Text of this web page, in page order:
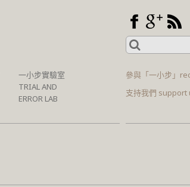
Search
for:
一小步實驗室
TRIAL AND
ERROR LAB
參與「一小步」
支持我們 support